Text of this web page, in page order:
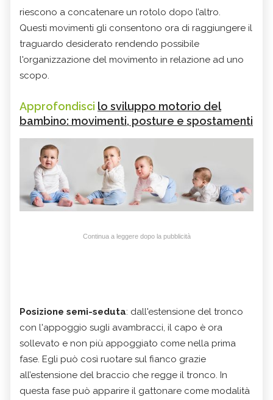
riescono a concatenare un rotolo dopo l’altro.
Questi movimenti gli consentono ora di raggiungere il
traguardo desiderato rendendo possibile
l'organizzazione del movimento in relazione ad uno
scopo.
Approfondisci lo sviluppo motorio del
bambino: movimenti, posture e spostamenti
Continua a leggere dopo la pubblicità
Posizione semi-seduta: dall'estensione del tronco
con l'appoggio sugli avambracci, il capo è ora
sollevato e non più appoggiato come nella prima
fase. Egli può così ruotare sul fianco grazie
all’estensione del braccio che regge il tronco. In
questa fase può apparire il gattonare come modalità